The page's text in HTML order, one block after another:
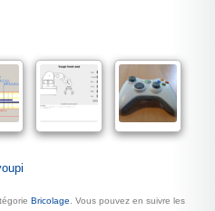
Bricolage . Vous pouvez en suivre les